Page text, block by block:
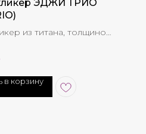
ЭДЖИ ТРИО
из титана, толщиной
в корзину